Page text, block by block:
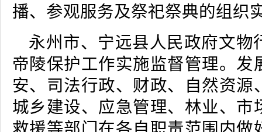
播、参观服务及祭祀祭典的组织
永州市、宁远县人民政府文物
帝陵保护工作实施监督管理。发
安、司法行政、财政、自然资源
城乡建设、应急管理、林业、市